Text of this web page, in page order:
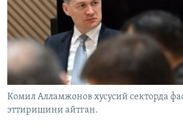
Комил Алламжонов хусусий секторда
эттиришини айтган.